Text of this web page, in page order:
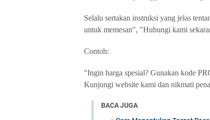
Selalu sertakan instruksi yang jelas
untuk memesan", "Hubungi kami
Contoh:
"Ingin harga spesial? Gunakan kode
Kunjungi website kami dan nikmati
BACA JUGA